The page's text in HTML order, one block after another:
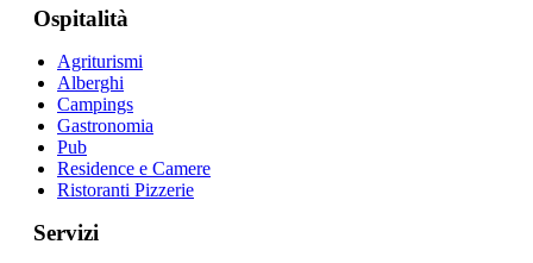
Ospitalità
Agriturismi
Alberghi
Campings
Gastronomia
Pub
Residence e Camere
Ristoranti Pizzerie
Servizi